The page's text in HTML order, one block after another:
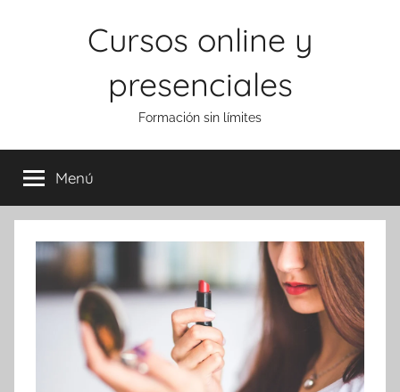
Cursos online y
presenciales
Formación sin límites
Menú